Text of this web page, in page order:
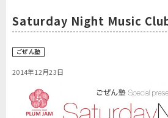
Saturday Night Music
ごぜん塾
2014年12月23日